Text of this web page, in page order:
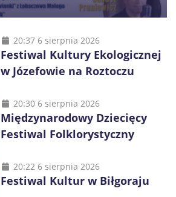
20:37 6 sierpnia 2026
Festiwal Kultury Ekologicznej
w Józefowie na Roztoczu
20:30 6 sierpnia 2026
Międzynarodowy Dziecięcy
Festiwal Folklorystyczny
20:22 6 sierpnia 2026
Festiwal Kultur w Biłgoraju